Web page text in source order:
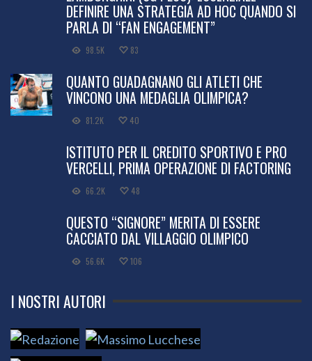
DEFINIRE UNA STRATEGIA AD HOC QUANDO SI
PARLA DI “FAN ENGAGEMENT”
98.5K 83
QUANTO GUADAGNANO GLI ATLETI CHE
VINCONO UNA MEDAGLIA OLIMPICA?
81.2K 40
ISTITUTO PER IL CREDITO SPORTIVO E PRO
VERCELLI, PRIMA OPERAZIONE DI FACTORING
66.2K 48
QUESTO “SIGNORE” MERITA DI ESSERE
CACCIATO DAL VILLAGGIO OLIMPICO
56.6K 106
I NOSTRI AUTORI